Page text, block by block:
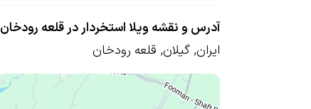
آدرس و نقشه ویلا استخردار در قلعه رودخان
ایران, گیلان, قلعه رودخان